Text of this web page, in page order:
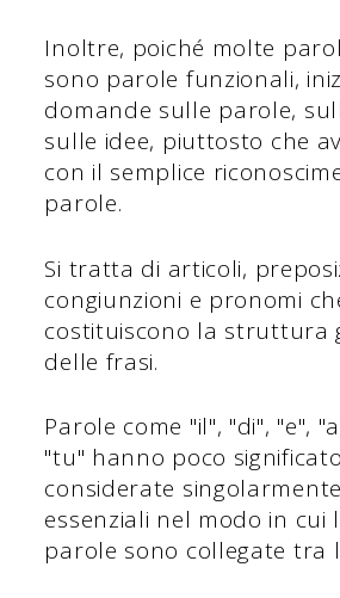
Inoltre, poiché molte
sono parole funzionali,
domande sulle parole,
sulle idee, piuttosto che
con il semplice
parole.
Si tratta di articoli,
congiunzioni e pronomi
costituiscono la struttura
delle frasi.
Parole come "il", "di", "e",
"tu" hanno poco
considerate
essenziali nel modo in cui
parole sono collegate tra